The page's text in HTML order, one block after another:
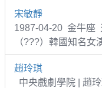
宋敏靜
1987-04-20 金牛座
（???）韓國知名女
趙玲琪
中央戲劇學院 | 趙